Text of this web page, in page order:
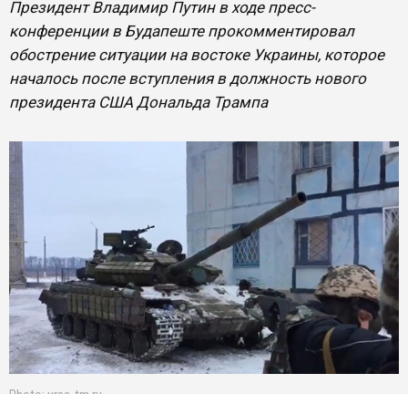
Президент Владимир Путин в ходе пресс-
конференции в Будапеште прокомментировал
обострение ситуации на востоке Украины, которое
началось после вступления в должность нового
президента США Дональда Трампа